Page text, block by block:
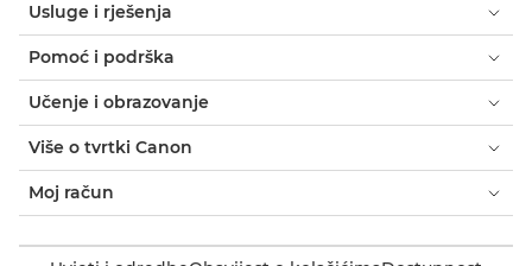
Usluge i rješenja
Pomoć i podrška
Učenje i obrazovanje
Više o tvrtki Canon
Moj račun